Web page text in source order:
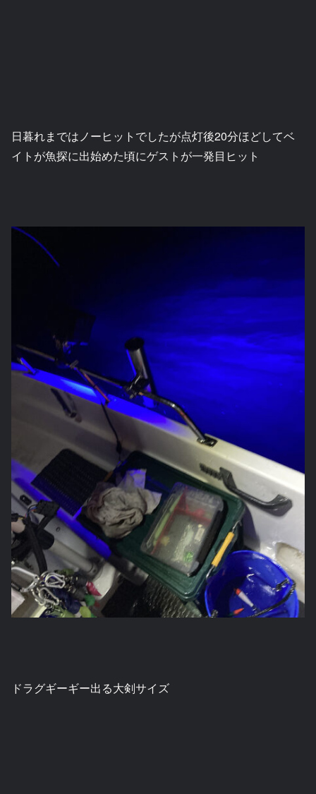
日暮れまではノーヒットでしたが点灯後20分ほどしてベ
イトが魚探に出始めた頃にゲストが一発目ヒット
ドラグギーギー出る大剣サイズ